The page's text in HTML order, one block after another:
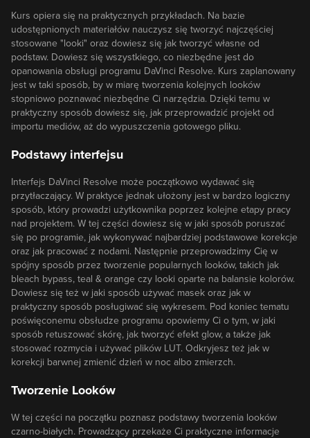
Kurs opiera się na praktycznych przykładach. Na bazie
udostępnionych materiałów nauczysz się tworzyć najczęściej
stosowane "looki" oraz dowiesz się jak tworzyć własne od
podstaw. Dowiesz się wszystkiego, co niezbędne jest do
opanowania obsługi programu DaVinci Resolve. Kurs zaplanowany
jest w taki sposób, by w miarę tworzenia kolejnych looków
stopniowo poznawać niezbędne Ci narzędzia. Dzięki temu w
praktyczny sposób dowiesz się, jak przeprowadzić projekt od
importu mediów, aż do wypuszczenia gotowego pliku.
Podstawy interfejsu
Interfejs DaVinci Resolve może początkowo wydawać się
przytłaczający. W praktyce jednak ułożony jest w bardzo logiczny
sposób, który prowadzi użytkownika poprzez kolejne etapy pracy
nad projektem. W tej części dowiesz się w jaki sposób poruszać
się po programie, jak wykonywać najbardziej podstawowe korekcje
oraz jak pracować z nodami. Następnie przeprowadzimy Cię w
spójny sposób przez tworzenie popularnych looków, takich jak
bleach bypass, teal & orange czy looki oparte na balansie kolorów.
Dowiesz się też w jaki sposób używać masek oraz jak w
praktyczny sposób posługiwać się wykresem. Pod koniec tematu
poświęconemu obsłudze programu opowiemy Ci o tym, w jaki
sposób retuszować skórę, jak tworzyć efekt glow, a także jak
stosować rozmycia i używać plików LUT. Odkryjesz też jak w
korekcji barwnej zmienić dzień w noc albo zmierzch.
Tworzenie Looków
W tej części na początku poznasz podstawy tworzenia looków
czarno-białych. Prowadzący przekaże Ci praktyczne informacje